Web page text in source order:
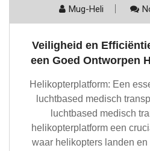
Mug-Heli
Veiligheid en
een Goed Ontworpen
Helikopterplatform: Een
luchtbased medisch
luchtbased medisch
helikopterplatform een
waar helikopters landen